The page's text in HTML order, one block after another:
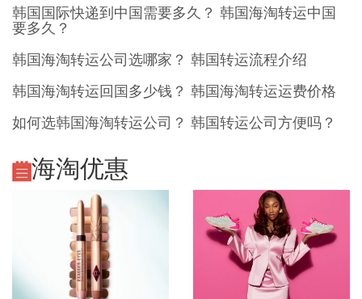
韩国国际快递到中国需要多久？ 韩国海淘转运中国
要多久？
韩国海淘转运公司选哪家？ 韩国转运流程介绍
韩国海淘转运回国多少钱？ 韩国海淘转运运费价格
如何选韩国海淘转运公司？ 韩国转运公司方便吗？
海淘优惠